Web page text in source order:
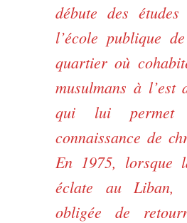
débute des
l’école publique
quartier où
musulmans à l’est
qui lui
connaissance de
En 1975, lorsque
éclate au Liban,
obligée de